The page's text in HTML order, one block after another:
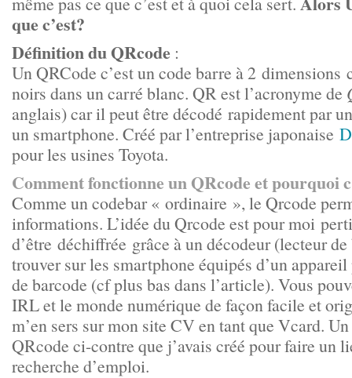
que c’est?
Définition du QRcode :
Un QRCode c’est un code barre à 2 dimensions
noirs dans un carré blanc. QR est l’acronyme de
anglais) car il peut être décodé rapidement par
un smartphone. Créé par l’entreprise japonaise
pour les usines Toyota.
Comment fonctionne un QRcode et pourquoi
Comme un codebar « ordinaire », le Qrcode
informations. L’idée du Qrcode est pour moi
d’être déchiffrée grâce à un décodeur (lecteur
trouver sur les smartphone équipés d’un
de barcode (cf plus bas dans l’article). Vous
IRL et le monde numérique de façon facile et
m’en sers sur mon site CV en tant que Vcard.
QRcode ci-contre que j’avais créé pour faire un
recherche d’emploi.